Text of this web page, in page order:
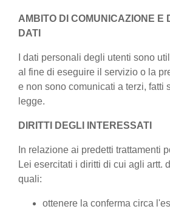
AMBITO DI COMUNICAZIONE E
DATI
I dati personali degli utenti sono
al fine di eseguire il servizio o la
e non sono comunicati a terzi, fatti
legge.
DIRITTI DEGLI INTERESSATI
In relazione ai predetti trattamenti
Lei esercitati i diritti di cui agli artt.
quali:
ottenere la conferma circa